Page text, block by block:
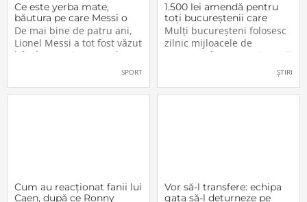
Ce este yerba mate,
băutura pe care Messi o
bea înainte de meciurile
din Campionatul Mondial
2026
De mai bine de patru ani,
Lionel Messi a tot fost văzut
bând un ceai extrem de
popular în Argentina. Este
plantă tradițională sud-
SPORT
1.500 lei amendă pentru
toți bucureștenii care
refuză să facă acest lucru
acum, în 2026.
Mulți bucureșteni folosesc
zilnic mijloacele de
transport în comun, iar unii
dintre ei călătoresc adesea
cu autobuzul sau tramvaiul
fără a plăti un bilet. Iar în
ȘTIRI
Cum au reacționat fanii lui
Caen, după ce Ronny
Vor să-l transfere: echipa
gata să-l deturneze pe